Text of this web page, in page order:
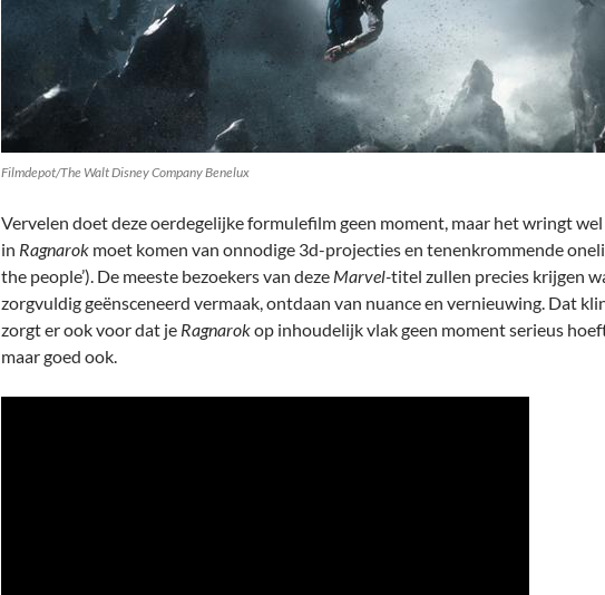
Filmdepot/The Walt Disney Company Benelux
Vervelen doet deze oerdegelijke formulefilm geen moment, maar het wringt
in Ragnarok moet komen van onnodige 3d-projecties en tenenkrommende
the people’). De meeste bezoekers van deze Marvel-titel zullen precies krijgen
zorgvuldig geënsceneerd vermaak, ontdaan van nuance en vernieuwing. Dat
zorgt er ook voor dat je Ragnarokop inhoudelijk vlak geen moment serieus
maar goed ook.